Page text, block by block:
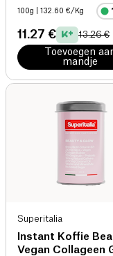
100g | 132.60 €/Kg
11.27 € 13.26 €
Toevoegen
mandje
Superitalia
Instant Koffie
Vegan Collageen